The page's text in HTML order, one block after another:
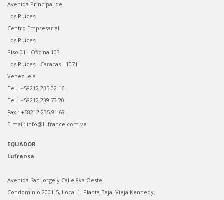
Avenida Principal de
Los Ruices
Centro Empresarial
Los Ruices
Piso 01 - Oficina 103
Los Ruices - Caracas - 1071
Venezuela
Tel.: +58212 235.02.16
Tel.: +58212 239.73.20
Fax.: +58212 235.91.68
E-mail: info@lufrance.com.ve
EQUADOR
Lufransa
Avenida San Jorge y Calle 8va Oeste
Condominio 2001-5, Local 1, Planta Baja. Vieja Kennedy.